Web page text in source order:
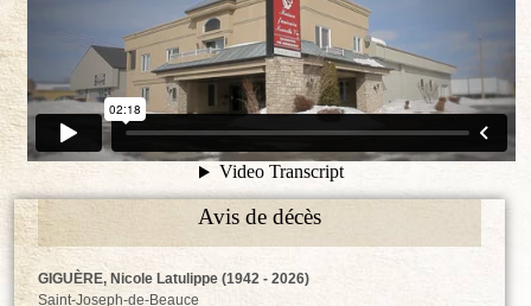
Avis de décès
GIGUÈRE, Nicole Latulippe (1942 - 2026)
Saint-Joseph-de-Beauce